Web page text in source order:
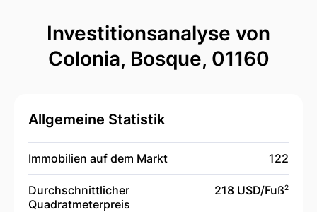
Investitionsanalyse von
Colonia, Bosque, 01160
Allgemeine Statistik
Immobilien auf dem Markt 122
Durchschnittlicher
Quadratmeterpreis
218 USD/Fuß2